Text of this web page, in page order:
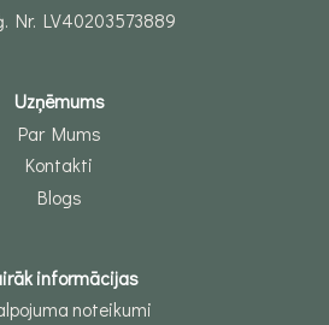
Nr. LV40203573889
Uzņēmums
Par Mums
Kontakti
Blogs
informācijas
noteikumi